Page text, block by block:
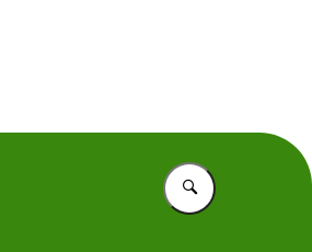
Vul in wat u